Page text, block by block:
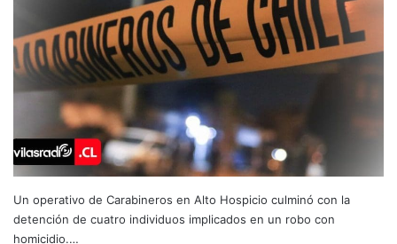
Un operativo de Carabineros en Alto Hospicio culminó con la
detención de cuatro individuos implicados en un robo con
homicidio.…